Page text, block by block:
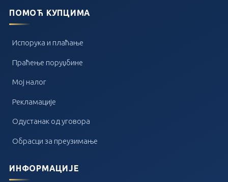
ПОМОЋ КУПЦИМА
Испорука и плаћање
Праћење поруџбине
Мој налог
Рекламације
Одустанак од уговора
Обрасци за преузимање
ИНФОРМАЦИЈЕ